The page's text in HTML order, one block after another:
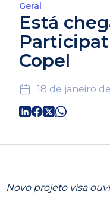
Geral
Está
Copel
18 de janeiro
Novo projeto visa